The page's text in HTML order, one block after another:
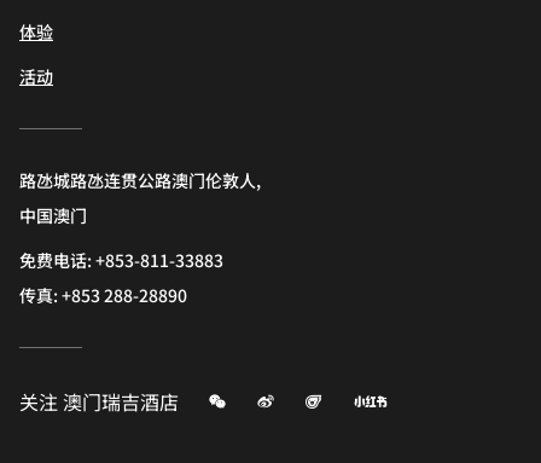
体验
活动
路氹城路氹连贯公路澳门伦敦人,
中国澳门
免费电话:+853-811-33883
传真:+853 288-28890
关注澳门瑞吉酒店 微信 微博 飞猪 小红书